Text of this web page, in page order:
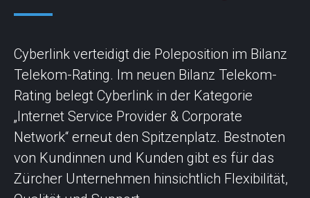
Cyberlink verteidigt die Poleposition im Bilanz
Telekom-Rating. Im neuen Bilanz Telekom-
Rating belegt Cyberlink in der Kategorie
„Internet Service Provider & Corporate
Network“ erneut den Spitzenplatz. Bestnoten
von Kundinnen und Kunden gibt es für das
Zürcher Unternehmen hinsichtlich Flexibilität,